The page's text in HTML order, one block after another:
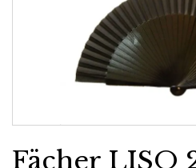
Fächer LISO